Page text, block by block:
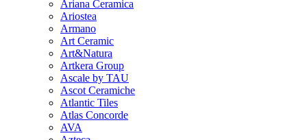
Ariana Ceramica
Ariostea
Armano
Art Ceramic
Art&Natura
Artkera Group
Ascale by TAU
Ascot Ceramiche
Atlantic Tiles
Atlas Concorde
AVA